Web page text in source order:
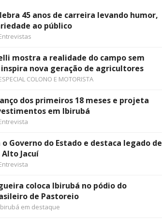
45 anos de carreira levando humor,
ao público
mostra a realidade do campo sem
nova geração de agricultores
COLONO E MOTORISTA
dos primeiros 18 meses e projeta
em Ibirubá
Governo do Estado e destaca legado de
Jacuí
coloca Ibirubá no pódio do
de Pastoreio
em destaque